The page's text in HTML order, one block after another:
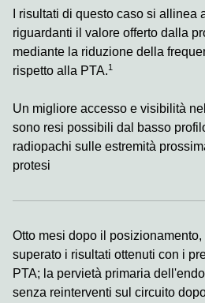
I risultati di questo caso si allinea
riguardanti il valore offerto dalla
mediante la riduzione della
rispetto alla PTA.1
Un migliore accesso e visibilità
sono resi possibili dal basso
radiopachi sulle estremità
protesi
Otto mesi dopo il
superato i risultati ottenuti con i
PTA; la pervietà primaria
senza reinterventi sul circuito